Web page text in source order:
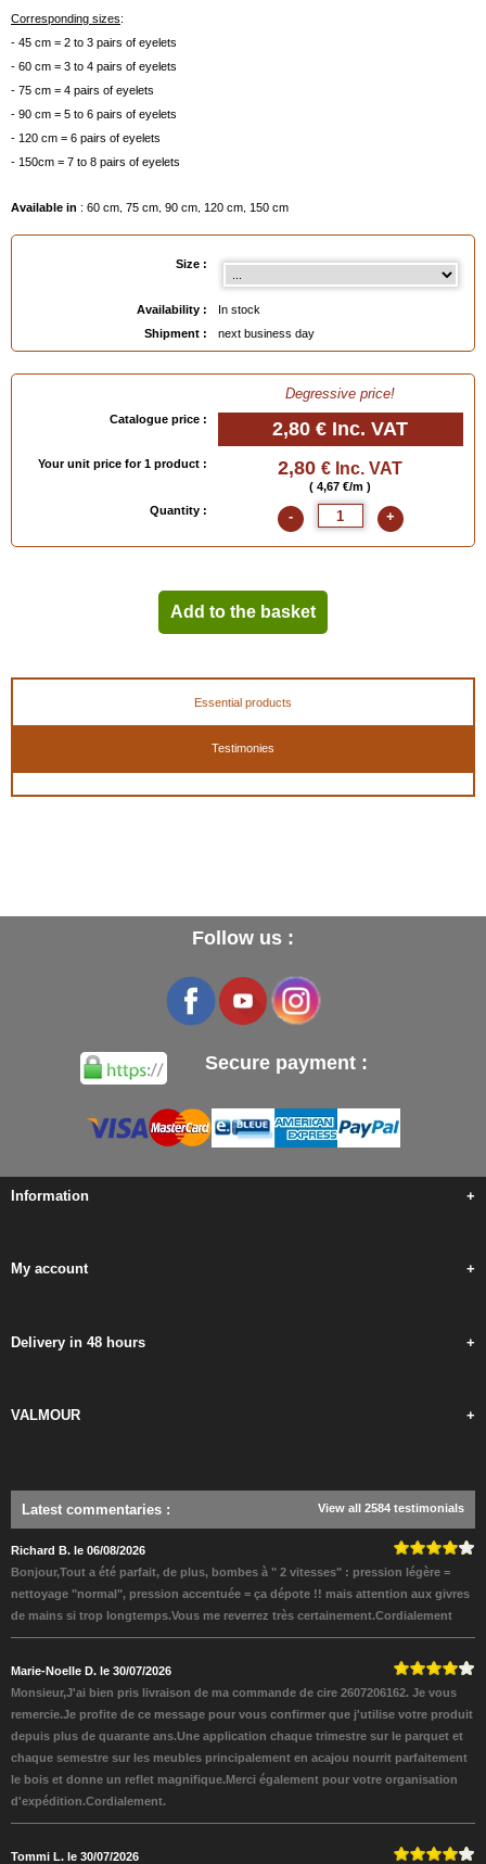
Corresponding sizes:
- 45 cm = 2 to 3 pairs of eyelets
- 60 cm = 3 to 4 pairs of eyelets
- 75 cm = 4 pairs of eyelets
- 90 cm = 5 to 6 pairs of eyelets
- 120 cm = 6 pairs of eyelets
- 150cm = 7 to 8 pairs of eyelets
Available in : 60 cm, 75 cm, 90 cm, 120 cm, 150 cm
Size :
Availability :
In stock
Shipment :
next business day
Degressive price!
Catalogue price : 2,80 € Inc. VAT
Your unit price for 1 product : 2,80 € Inc. VAT
( 4,67 €/m )
Quantity :
- +
Add to the basket
Essential products
Testimonies
Follow us :
Secure payment :
Information +
My account +
Delivery in 48 hours +
VALMOUR +
Latest commentaries : View all 2584 testimonials
Richard B. le 06/08/2026
Bonjour,Tout a été parfait, de plus, bombes à " 2 vitesses" : pression légère =
nettoyage "normal", pression accentuée = ça dépote !! mais attention aux givres
de mains si trop longtemps.Vous me reverrez très certainement.Cordialement
Marie-Noelle D. le 30/07/2026
Monsieur,J'ai bien pris livraison de ma commande de cire 2607206162. Je vous
remercie.Je profite de ce message pour vous confirmer que j'utilise votre produit
depuis plus de quarante ans.Une application chaque trimestre sur le parquet et
chaque semestre sur les meubles principalement en acajou nourrit parfaitement
le bois et donne un reflet magnifique.Merci également pour votre organisation
d'expédition.Cordialement.
Tommi L. le 30/07/2026